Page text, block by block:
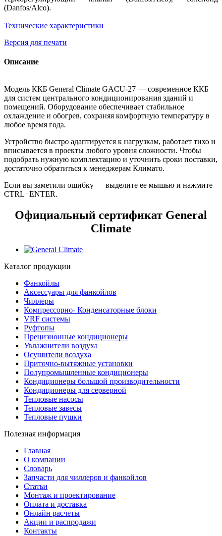
(Danfos/Alco).
Технические характеристики
Версия для печати
Описание
Модель ККБ General Climate GACU-27 — современное ККБ
для систем центрального кондиционирования зданий и
помещений. Оборудование обеспечивает стабильное
охлаждение и обогрев, сохраняя комфортную температуру в
любое время года.
Устройство быстро адаптируется к нагрузкам, работает тихо и
вписывается в проекты любого уровня сложности. Чтобы
подобрать нужную комплектацию и уточнить сроки поставки,
достаточно обратиться к менеджерам Климато.
Если вы заметили ошибку — выделите ее мышью и нажмите
CTRL+ENTER.
Официальный сертификат General
Climate
Каталог продукции
Фанкойлы
Аксессуары для фанкойлов
Чиллеры
Компрессорно- Конденсаторные блоки
VRF системы
Руфтопы
Прецизионные кондиционеры
Увлажнители воздуха
Осушители воздуха
Приточно-вытяжные установки
Полупромышленные кондиционеры
Кондиционеры большой производительности
Кондиционеры для серверной
Тепловые насосы
Тепловые завесы
Тепловые пушки
Полезная информация
Главная
О компании
Словарь
Запчасти для чиллеров и фанкойлов
Статьи
Монтаж и проектирование
Оплата и доставка
Онлайн расчеты
Акции и распродажи
Контакты